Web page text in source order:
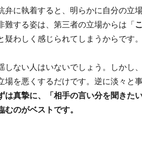
弁に執着すると、明らかに自分の立
する姿は、第三者の立場からは「
疑わしく感じられてしまうからです。
しない人はいないでしょう。しかし
を悪くするだけです。逆に淡々と
は真摯に、「相手の言い分を聞きた
のがベストです。